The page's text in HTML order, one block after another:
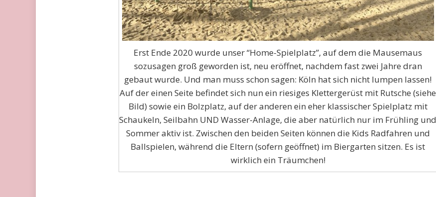
Erst Ende 2020 wurde unser “Home-Spielplatz”, auf dem die Mausemaus
sozusagen groß geworden ist, neu eröffnet, nachdem fast zwei Jahre dran
gebaut wurde. Und man muss schon sagen: Köln hat sich nicht lumpen lassen!
Auf der einen Seite befindet sich nun ein riesiges Klettergerüst mit Rutsche (siehe
Bild) sowie ein Bolzplatz, auf der anderen ein eher klassischer Spielplatz mit
Schaukeln, Seilbahn UND Wasser-Anlage, die aber natürlich nur im Frühling und
Sommer aktiv ist. Zwischen den beiden Seiten können die Kids Radfahren und
Ballspielen, während die Eltern (sofern geöffnet) im Biergarten sitzen. Es ist
wirklich ein Träumchen!